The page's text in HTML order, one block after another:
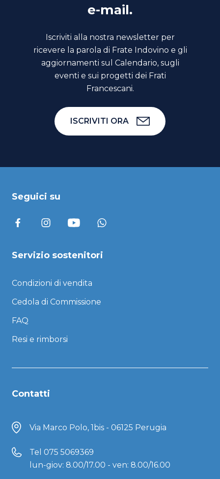
e-mail.
Iscriviti alla nostra newsletter per
ricevere la parola di Frate Indovino e gli
aggiornamenti sul Calendario, sugli
eventi e sui progetti dei Frati
Francescani.
ISCRIVITI ORA
Seguici su
Servizio sostenitori
Condizioni di vendita
Cedola di Commissione
FAQ
Resi e rimborsi
Contatti
Via Marco Polo, 1bis - 06125 Perugia
Tel 075 5069369
lun-giov: 8.00/17.00 - ven: 8.00/16.00